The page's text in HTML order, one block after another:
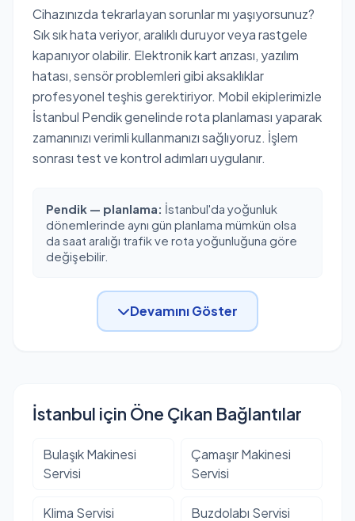
Cihazınızda tekrarlayan sorunlar mı yaşıyorsunuz?
Sık sık hata veriyor, aralıklı duruyor veya rastgele
kapanıyor olabilir. Elektronik kart arızası, yazılım
hatası, sensör problemleri gibi aksaklıklar
profesyonel teşhis gerektiriyor. Mobil ekiplerimizle
İstanbul Pendik genelinde rota planlaması yaparak
zamanınızı verimli kullanmanızı sağlıyoruz. İşlem
sonrası test ve kontrol adımları uygulanır.
Pendik — planlama: İstanbul'da yoğunluk
dönemlerinde aynı gün planlama mümkün olsa
da saat aralığı trafik ve rota yoğunluğuna göre
değişebilir.
Devamını Göster
İstanbul için Öne Çıkan Bağlantılar
Bulaşık Makinesi
Servisi
Çamaşır Makinesi
Servisi
Klima Servisi Buzdolabı Servisi